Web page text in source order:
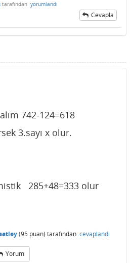
tarafından yorumlandı
Cevapla
742-124=618
3.sayı x olur.
285+48=333 olur
(95 puan) tarafından cevaplandı
Yorum